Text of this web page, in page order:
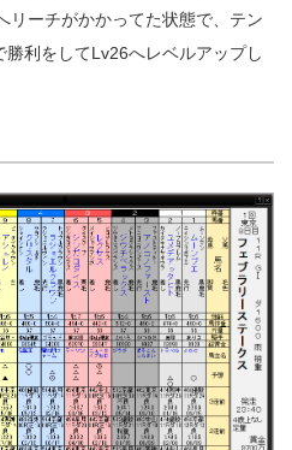
リーチがかかってた状態で、テン
利をしてLv26へレベルアップし